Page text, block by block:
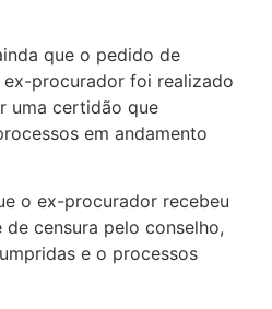
que o pedido de
procurador foi realizado
uma certidão que
em andamento
o ex-procurador recebeu
censura pelo conselho,
e o processos